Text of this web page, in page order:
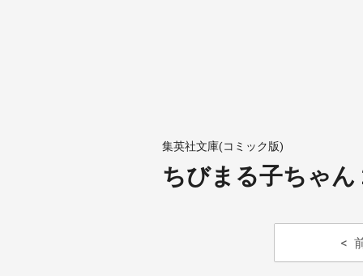
集英社文庫(コミック版)
ちびまる子ちゃん